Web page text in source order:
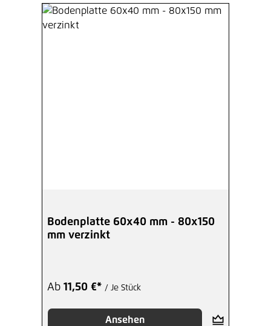
Bodenplatte 60x40 mm - 80x150
mm verzinkt
Ab 11,50 €* / Je Stück
Ansehen